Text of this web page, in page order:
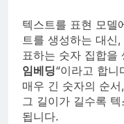
텍스트를 표현 모델
트를 생성하는 대신
표하는 숫자 집합을
임베딩“이라고 합
매우 긴 숫자의 순
그 길이가 길수록
됩니다.